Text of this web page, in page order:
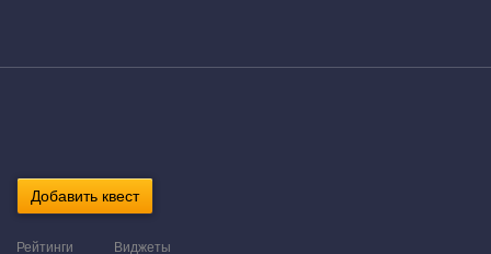
Добавить квест
Рейтинги Виджеты